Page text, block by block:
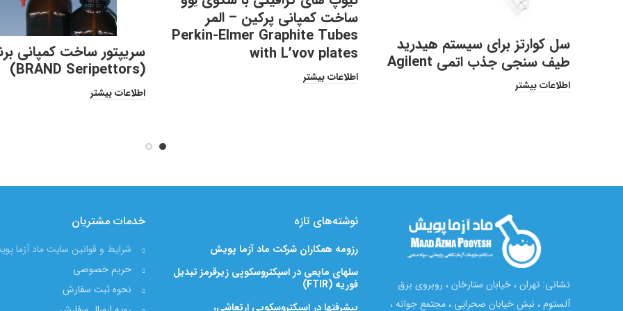
سل کوارتز برای سیستم هیدرید
طیف سنجی جذب اتمی Agilent
اطلاعات بیشتر
ساخت کمپانی پرکین – المر
Perkin-Elmer Graphite Tubes
with L’vov plates
اطلاعات بیشتر
سریپتور ساخت کمپانی
(BRAND Seripettors)
اطلاعات بیشتر
نشانی: تهران ، خیابان ستارخان ، روبروی برق
آلستوم ، نبش خیابان صحرایی ، مجتمع جوانه ،
نوشته‌های تازه
رزومه همکاران شرکت ماد آزما پویش
سلهای مایعی در اسپکتروسکوپی زیرقرمز تبدیل
فوریه (FTIR)
پیشرفتها در اسپکتروسکوپی ارتعاشی،
خدمات مشتریان
شرایط و قوانین سایت ماد آزما
حریم خصوصی
نحوه ثبت سفارش